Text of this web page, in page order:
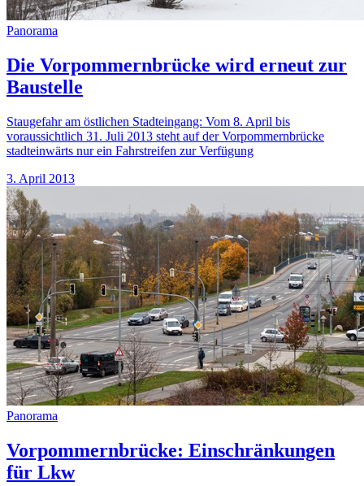
Panorama
Die Vorpommernbrücke wird erneut zur
Baustelle
Staugefahr am östlichen Stadteingang: Vom 8. April bis
voraussichtlich 31. Juli 2013 steht auf der Vorpommernbrücke
stadteinwärts nur ein Fahrstreifen zur Verfügung
3. April 2013
Panorama
Vorpommernbrücke: Einschränkungen
für Lkw